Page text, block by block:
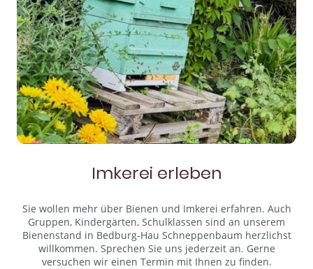
Imkerei erleben
Sie wollen mehr über Bienen und Imkerei erfahren. Auch
Gruppen, Kindergärten, Schulklassen sind an unserem
Bienenstand in Bedburg-Hau Schneppenbaum herzlichst
willkommen. Sprechen Sie uns jederzeit an. Gerne
versuchen wir einen Termin mit Ihnen zu finden.